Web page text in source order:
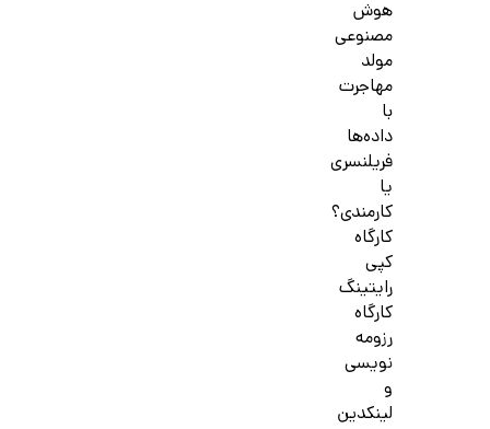
هوش
مصنوعی
مولد
مهاجرت
با
داده‌ها
فریلنسری
یا
کارمندی؟
کارگاه
کپی
رایتینگ
کارگاه
رزومه
نویسی
و
لینکدین